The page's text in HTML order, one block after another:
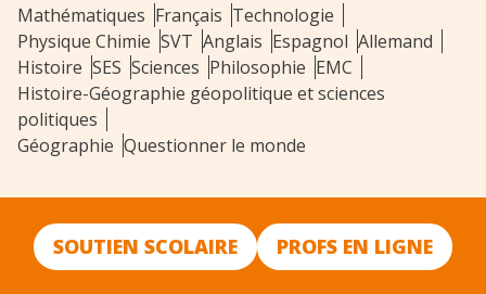
Mathématiques Français Technologie
Physique Chimie SVT Anglais Espagnol Allemand
Histoire SES Sciences Philosophie EMC
Histoire-Géographie géopolitique et sciences
politiques
Géographie Questionner le monde
SOUTIEN SCOLAIRE PROFS EN LIGNE